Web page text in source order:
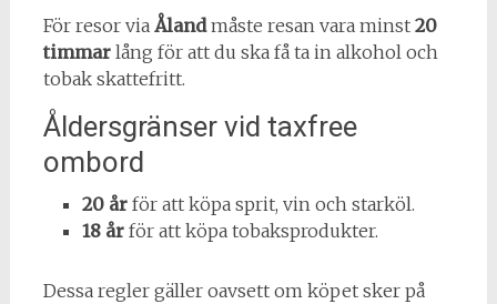
För resor via Ålandmåste resan vara minst 20
timmarlång för att du ska få ta in alkohol och
tobak skattefritt.
Åldersgränser vid taxfree
ombord
20 årför att köpa sprit, vin och starköl.
18 årför att köpa tobaksprodukter.
Dessa regler gäller oavsett om köpet sker på